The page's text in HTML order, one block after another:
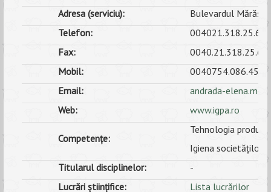
Adresa (serviciu):
Bulevardul
Telefon:
004021.318.25.61
Fax:
0040.21.318.25.61
Mobil:
0040754.086.454
Email:
andrada-
Web:
www.igpa.ro
Competențe:
Tehnologia
Igiena societăților
Titularul disciplinelor:
-
Lucrări științifice:
Lista lucrărilor